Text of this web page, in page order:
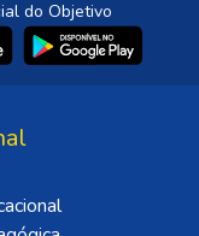
do Objetivo